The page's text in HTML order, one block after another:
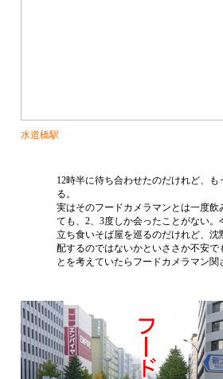
水道橋駅
12時半に待ち合わせたのだけれど、も
る。
実はそのフードカメラマンとは一度飲
ても、2、3度しか会ったことがない。
立ち食いそば屋を巡るのだけれど、沈
配するのではないかといささか不安で
とを考えていたらフードカメラマン関